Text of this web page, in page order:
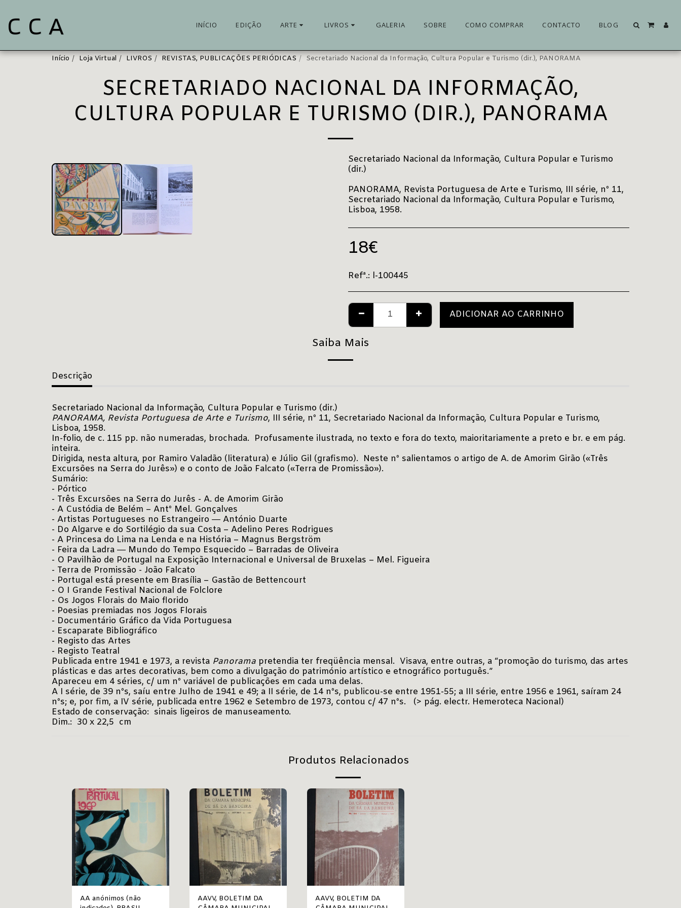
C C A INÍCIO EDIÇÃO ARTE LIVROS GALERIA SOBRE COMO COMPRAR CONTACTO BLOG
Início Loja Virtual LIVROS REVISTAS, PUBLICAÇÕES PERIÓDICAS Secretariado Nacional da Informação, Cultura Popular e Turismo (dir.), PANORAMA
SECRETARIADO NACIONAL DA INFORMAÇÃO,
CULTURA POPULAR E TURISMO (DIR.), PANORAMA
Secretariado Nacional da Informação, Cultura Popular e Turismo
(dir.)
PANORAMA, Revista Portuguesa de Arte e Turismo, III série, nº 11,
Secretariado Nacional da Informação, Cultura Popular e Turismo,
Lisboa, 1958.
18€
Refª.: l-100445
ADICIONAR AO CARRINHO
Saiba Mais
Descrição
Secretariado Nacional da Informação, Cultura Popular e Turismo (dir.)
PANORAMA, Revista Portuguesa de Arte e Turismo, III série, nº 11, Secretariado Nacional da Informação, Cultura Popular e Turismo,
Lisboa, 1958.
In-folio, de c. 115 pp. não numeradas, brochada. Profusamente ilustrada, no texto e fora do texto, maioritariamente a preto e br. e em pág.
inteira.
Dirigida, nesta altura, por Ramiro Valadão (literatura) e Júlio Gil (grafismo). Neste nº salientamos o artigo de A. de Amorim Girão («Três
Excursões na Serra do Jurês») e o conto de João Falcato («Terra de Promissão»).
Sumário:
- Pórtico
- Três Excursões na Serra do Jurês - A. de Amorim Girão
- A Custódia de Belém – Antº Mel. Gonçalves
- Artistas Portugueses no Estrangeiro ― António Duarte
- Do Algarve e do Sortilégio da sua Costa – Adelino Peres Rodrigues
- A Princesa do Lima na Lenda e na História – Magnus Bergström
- Feira da Ladra ― Mundo do Tempo Esquecido – Barradas de Oliveira
- O Pavilhão de Portugal na Exposição Internacional e Universal de Bruxelas – Mel. Figueira
- Terra de Promissão - João Falcato
- Portugal está presente em Brasília – Gastão de Bettencourt
- O I Grande Festival Nacional de Folclore
- Os Jogos Florais do Maio florido
- Poesias premiadas nos Jogos Florais
- Documentário Gráfico da Vida Portuguesa
- Escaparate Bibliográfico
- Registo das Artes
- Registo Teatral
Publicada entre 1941 e 1973, a revista Panorama pretendia ter freqüência mensal. Visava, entre outras, a “promoção do turismo, das artes
plásticas e das artes decorativas, bem como a divulgação do património artístico e etnográfico português.”
Apareceu em 4 séries, c/ um nº variável de publicações em cada uma delas.
A I série, de 39 nºs, saíu entre Julho de 1941 e 49; a II série, de 14 nºs, publicou-se entre 1951-55; a III série, entre 1956 e 1961, saíram 24
nºs; e, por fim, a IV série, publicada entre 1962 e Setembro de 1973, contou c/ 47 nºs. (> pág. electr. Hemeroteca Nacional)
Estado de conservação: sinais ligeiros de manuseamento.
Dim.: 30 x 22,5 cm
Produtos Relacionados
AA anónimos (não
AAVV, BOLETIM DA
AAVV, BOLETIM DA